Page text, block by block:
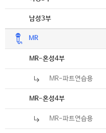
남성3부
MR
MR-혼성4부
MR-파트연습용
MR-혼성4부
MR-파트연습용